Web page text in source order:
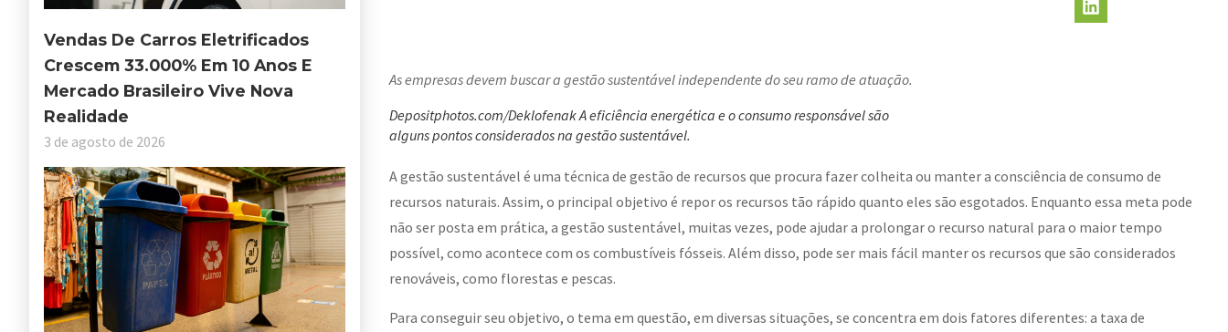
Vendas De Carros Eletrificados
Crescem 33.000% Em 10 Anos E
Mercado Brasileiro Vive Nova
Realidade
3 de agosto de 2026
As empresas devem buscar a gestão sustentável independente do seu ramo de atuação.
Depositphotos.com/DeklofenakA eficiência energética e o consumo responsável são
alguns pontos considerados na gestão sustentável.
A gestão sustentável é uma técnica de gestão de recursos que procura fazer colheita ou manter a consciência de consumo de
recursos naturais. Assim, o principal objetivo é repor os recursos tão rápido quanto eles são esgotados. Enquanto essa meta pode
não ser posta em prática, a gestão sustentável, muitas vezes, pode ajudar a prolongar o recurso natural para o maior tempo
possível, como acontece com os combustíveis fósseis. Além disso, pode ser mais fácil manter os recursos que são considerados
renováveis, como florestas e pescas.
Para conseguir seu objetivo, o tema em questão, em diversas situações, se concentra em dois fatores diferentes: a taxa de